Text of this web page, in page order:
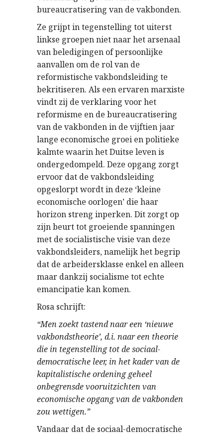
bureaucratisering van de vakbonden.
Ze grijpt in tegenstelling tot uiterst
linkse groepen niet naar het arsenaal
van beledigingen of persoonlijke
aanvallen om de rol van de
reformistische vakbondsleiding te
bekritiseren. Als een ervaren marxiste
vindt zij de verklaring voor het
reformisme en de bureaucratisering
van de vakbonden in de vijftien jaar
lange economische groei en politieke
kalmte waarin het Duitse leven is
ondergedompeld. Deze opgang zorgt
ervoor dat de vakbondsleiding
opgeslorpt wordt in deze ‘kleine
economische oorlogen’ die haar
horizon streng inperken. Dit zorgt op
zijn beurt tot groeiende spanningen
met de socialistische visie van deze
vakbondsleiders, namelijk het begrip
dat de arbeidersklasse enkel en alleen
maar dankzij socialisme tot echte
emancipatie kan komen.
Rosa schrijft:
“Men zoekt tastend naar een ‘nieuwe
vakbondstheorie’, d.i. naar een theorie
die in tegenstelling tot de sociaal-
democratische leer, in het kader van de
kapitalistische ordening geheel
onbegrensde vooruitzichten van
economische opgang van de vakbonden
zou wettigen.”
Vandaar dat de sociaal-democratische